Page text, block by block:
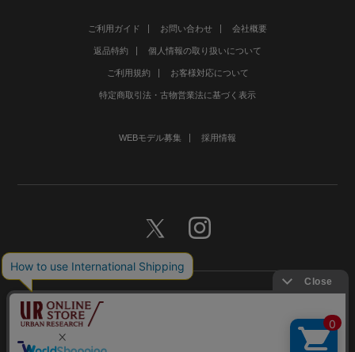
ご利用ガイド お問い合わせ 会社概要
返品特約 個人情報の取り扱いについて
ご利用規約 お客様対応について
特定商取引法・古物営業法に基づく表示
WEBモデル募集 採用情報